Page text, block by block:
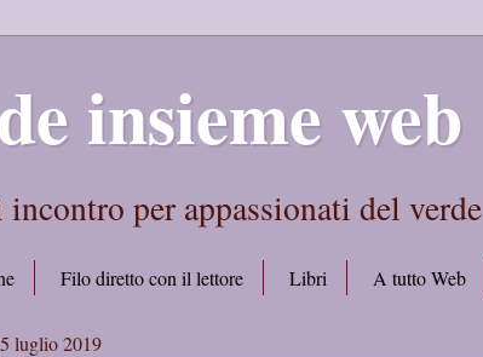
insieme web
per appassionati del verde
Filo diretto con il lettore Libri A tutto Web
luglio 2019